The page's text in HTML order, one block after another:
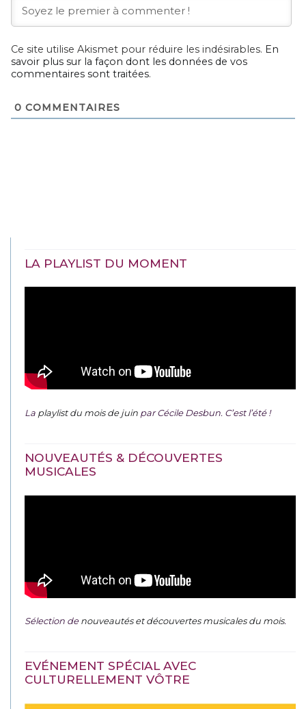
Ce site utilise Akismet pour réduire les indésirables. En
savoir plus sur la façon dont les données de vos
commentaires sont traitées.
0 COMMENTAIRES
LA PLAYLIST DU MOMENT
La playlist du mois de juin par Cécile Desbun. C’est l’été !
NOUVEAUTÉS & DÉCOUVERTES
MUSICALES
Sélection denouveautés et découvertes musicales du mois.
EVÉNEMENT SPÉCIAL AVEC
CULTURELLEMENT VÔTRE